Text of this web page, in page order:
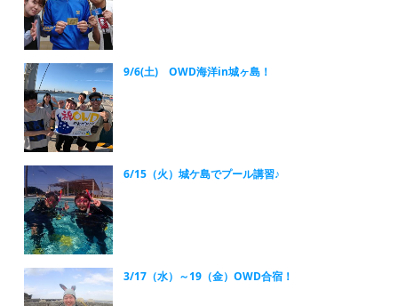
9/6(土) OWD海洋in城ヶ島！
6/15（火）城ケ島でプール講習♪
3/17（水）～19（金）OWD合宿！